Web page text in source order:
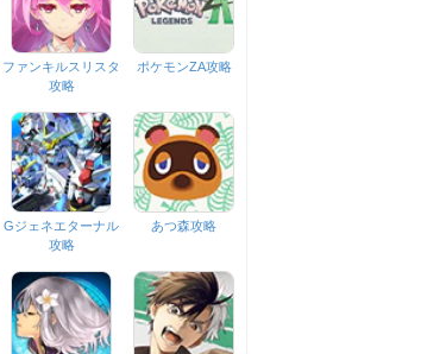
ファンキルスリスタ
攻略
ポケモンZA攻略
Gジェネエターナル
攻略
あつ森攻略